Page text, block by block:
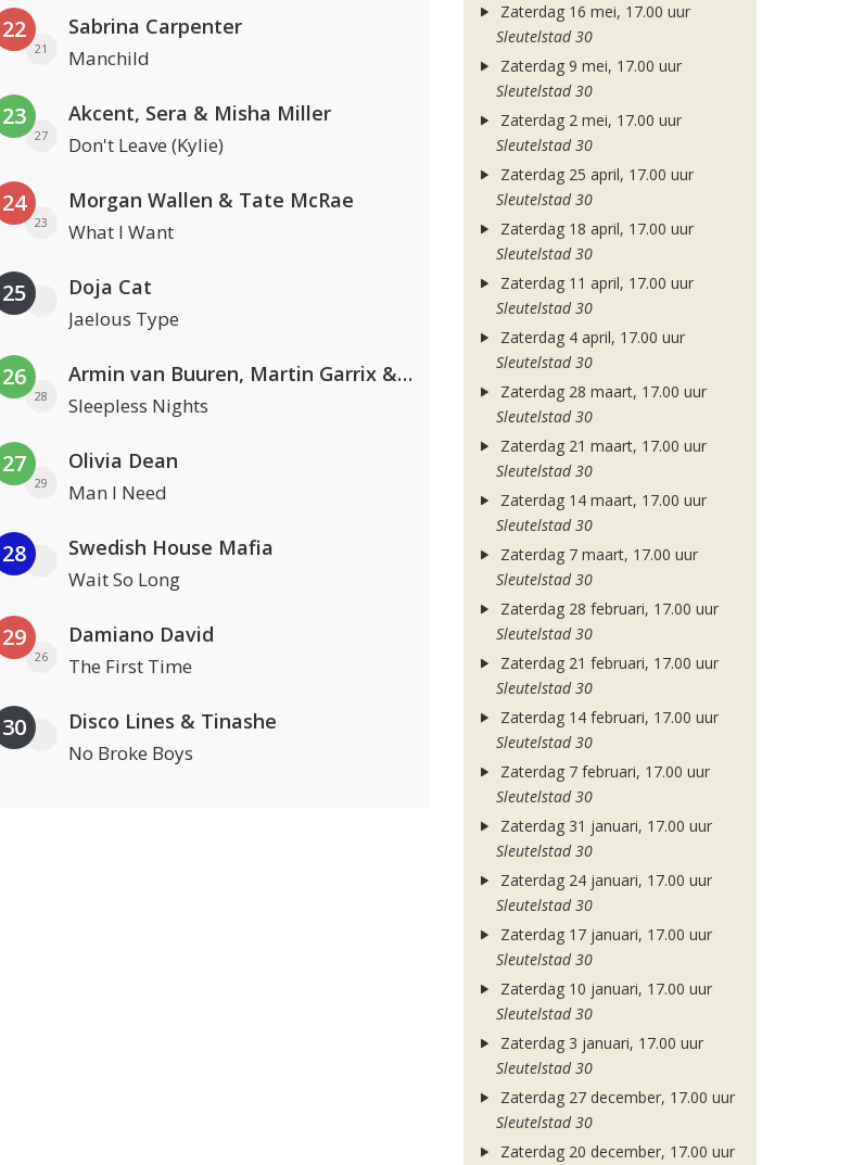
22
21
Sabrina Carpenter
Manchild
23
27
Akcent, Sera & Misha Miller
Don't Leave (Kylie)
24
23
Morgan Wallen & Tate McRae
What I Want
25 Doja Cat
Jaelous Type
26
28
Armin van Buuren, Martin Garrix & Libby Whitehouse
Sleepless Nights
27
29
Olivia Dean
Man I Need
28 Swedish House Mafia
Wait So Long
29
26
Damiano David
The First Time
30 Disco Lines & Tinashe
No Broke Boys
Zaterdag 16 mei, 17.00 uur
Sleutelstad 30
Zaterdag 9 mei, 17.00 uur
Sleutelstad 30
Zaterdag 2 mei, 17.00 uur
Sleutelstad 30
Zaterdag 25 april, 17.00 uur
Sleutelstad 30
Zaterdag 18 april, 17.00 uur
Sleutelstad 30
Zaterdag 11 april, 17.00 uur
Sleutelstad 30
Zaterdag 4 april, 17.00 uur
Sleutelstad 30
Zaterdag 28 maart, 17.00 uur
Sleutelstad 30
Zaterdag 21 maart, 17.00 uur
Sleutelstad 30
Zaterdag 14 maart, 17.00 uur
Sleutelstad 30
Zaterdag 7 maart, 17.00 uur
Sleutelstad 30
Zaterdag 28 februari, 17.00 uur
Sleutelstad 30
Zaterdag 21 februari, 17.00 uur
Sleutelstad 30
Zaterdag 14 februari, 17.00 uur
Sleutelstad 30
Zaterdag 7 februari, 17.00 uur
Sleutelstad 30
Zaterdag 31 januari, 17.00 uur
Sleutelstad 30
Zaterdag 24 januari, 17.00 uur
Sleutelstad 30
Zaterdag 17 januari, 17.00 uur
Sleutelstad 30
Zaterdag 10 januari, 17.00 uur
Sleutelstad 30
Zaterdag 3 januari, 17.00 uur
Sleutelstad 30
Zaterdag 27 december, 17.00 uur
Sleutelstad 30
Zaterdag 20 december, 17.00 uur